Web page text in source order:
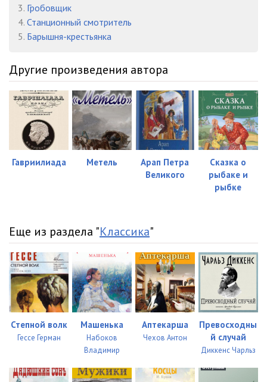
3. Гробовщик
4. Станционный смотритель
5. Барышня-крестьянка
Другие произведения автора
Гавриилиада Метель
Арап Петра
Великого
Сказка о
рыбаке и
рыбке
Еще из раздела "Классика"
Степной волк
Гессе Герман
Машенька
Набоков
Владимир
Аптекарша
Чехов Антон
Превосходны
й случай
Диккенс Чарльз